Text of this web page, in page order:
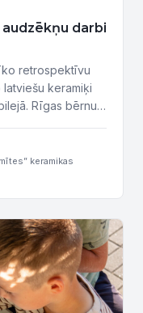
darbi
retrospektīvu
keramiķi
Rīgas bērnu
Daugavpils
Martinsona
keramikas